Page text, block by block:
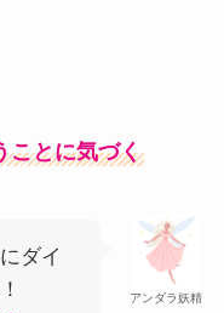
ことに気づく
アンダラ妖精
ダイ